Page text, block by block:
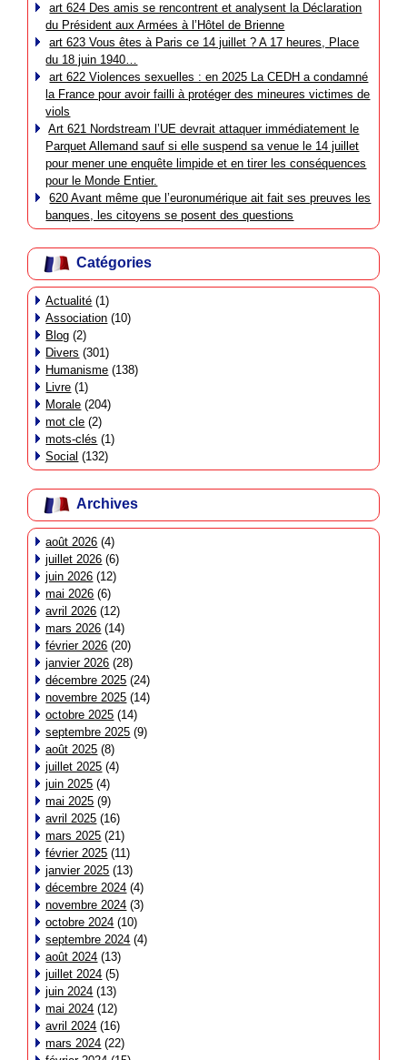
art 624 Des amis se rencontrent et analysent la Déclaration
du Président aux Armées à l’Hôtel de Brienne
art 623 Vous êtes à Paris ce 14 juillet ? A 17 heures, Place
du 18 juin 1940…
art 622 Violences sexuelles : en 2025 La CEDH a condamné
la France pour avoir failli à protéger des mineures victimes de
viols
Art 621 Nordstream l’UE devrait attaquer immédiatement le
Parquet Allemand sauf si elle suspend sa venue le 14 juillet
pour mener une enquête limpide et en tirer les conséquences
pour le Monde Entier.
620 Avant même que l’euronumérique ait fait ses preuves les
banques, les citoyens se posent des questions
Catégories
Actualité (1)
Association (10)
Blog (2)
Divers (301)
Humanisme (138)
Livre (1)
Morale (204)
mot cle (2)
mots-clés (1)
Social (132)
Archives
août 2026 (4)
juillet 2026 (6)
juin 2026 (12)
mai 2026 (6)
avril 2026 (12)
mars 2026 (14)
février 2026 (20)
janvier 2026 (28)
décembre 2025 (24)
novembre 2025 (14)
octobre 2025 (14)
septembre 2025 (9)
août 2025 (8)
juillet 2025 (4)
juin 2025 (4)
mai 2025 (9)
avril 2025 (16)
mars 2025 (21)
février 2025 (11)
janvier 2025 (13)
décembre 2024 (4)
novembre 2024 (3)
octobre 2024 (10)
septembre 2024 (4)
août 2024 (13)
juillet 2024 (5)
juin 2024 (13)
mai 2024 (12)
avril 2024 (16)
mars 2024 (22)